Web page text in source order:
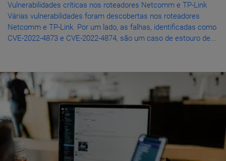
Vulnerabilidades críticas nos roteadores Netcomm e TP-Link
Várias vulnerabilidades foram descobertas nos roteadores
Netcomm e TP-Link. Por um lado, as falhas, identificadas como
CVE-2022-4873 e CVE-2022-4874, são um caso de estouro de...